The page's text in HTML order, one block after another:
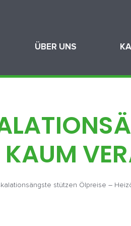
ÜBER UNS
KAUM
stützen Ölpreise –